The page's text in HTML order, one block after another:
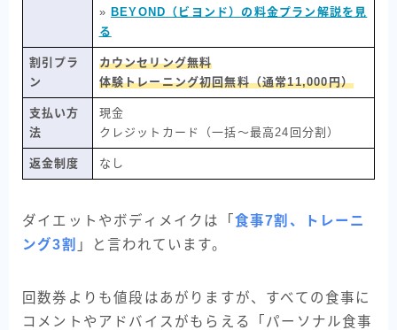
» BEYOND（ビヨンド）の料金プラン解説を見
る
割引プラ
ン
カウンセリング無料
体験トレーニング初回無料（通常11,000円）
支払い方
法
現金
クレジットカード（一括〜最高24回分割）
返金制度 なし
ダイエットやボディメイクは「 食事7割、トレーニ
ング3割 」と言われています。
回数券よりも値段はあがりますが、すべての食事に
コメントやアドバイスがもらえる「パーソナル食事